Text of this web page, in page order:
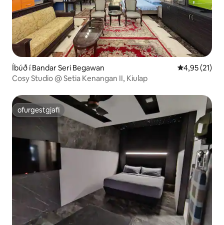
Íbúð í Bandar Seri Begawan 4,95 af 5 í
4,95 (21)
Cosy Studio @ Setia Kenangan II, Kiulap
ofurgestgjafi
ofurgestgjafi